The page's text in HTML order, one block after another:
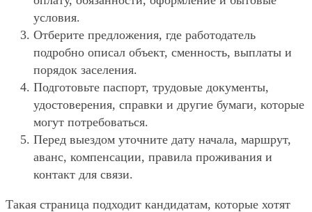
условия.
Отберите предложения, где работодатель
подробно описал объект, сменность, выплаты и
порядок заселения.
Подготовьте паспорт, трудовые документы,
удостоверения, справки и другие бумаги, которые
могут потребоваться.
Перед выездом уточните дату начала, маршрут,
аванс, компенсации, правила проживания и
контакт для связи.
Такая страница подходит кандидатам, которые хотят